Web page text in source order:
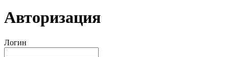
Авторизация
Логин